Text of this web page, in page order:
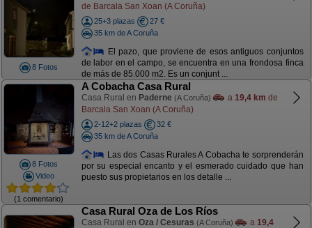
8 Fotos
de Barcala San Xoan (A Coruña)
25+3 plazas
27 €
35 km de A Coruña
El pazo, que proviene de esos antiguos conjuntos
de labor en el campo, se encuentra en una frondosa finca
de más de 85.000 m2. Es un conjunt ...
8 Fotos
Video
(1 comentario)
A Cobacha Casa Rural
Casa Rural en Paderne (A Coruña) a 19,4 km de
Barcala San Xoan (A Coruña)
2-12+2 plazas
32 €
35 km de A Coruña
Las dos Casas Rurales A Cobacha te sorprenderán
por su especial encanto y el esmerado cuidado que han
puesto sus propietarios en los detalle ...
Casa Rural Oza de Los Ríos
Casa Rural en Oza / Cesuras (A Coruña) a 19,4